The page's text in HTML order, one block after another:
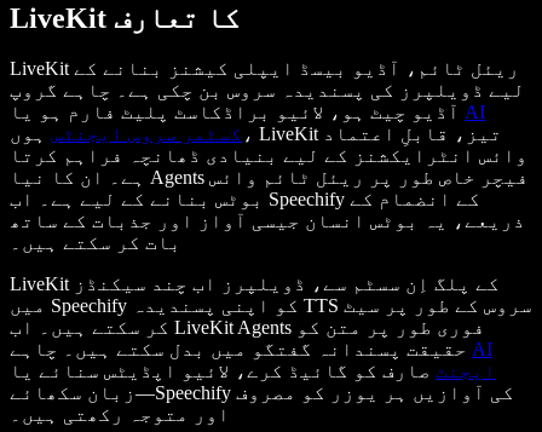
LiveKit کا تعارف
LiveKit ریئل ٹائم، آڈیو بیسڈ ایپلی کیشنز بنانے کے
لیے ڈویلپرز کی پسندیدہ سروس بن چکی ہے۔ چاہے گروپ
AI
کسٹمر سروس ایجنٹس ہوں، LiveKit تیز، قابلِ اعتماد
وائس انٹرایکشنز کے لیے بنیادی ڈھانچہ فراہم کرتا
ہے۔ ان کا نیا Agents فیچر خاص طور پر ریئل ٹائم وائس
بوٹس بنانے کے لیے ہے۔ اب Speechify کے انضمام کے
ذریعے، یہ بوٹس انسان جیسی آواز اور جذبات کے ساتھ
بات کر سکتے ہیں۔
LiveKit کے پلگ اِن سسٹم سے، ڈویلپرز اب چند سیکنڈز
میں Speechify کو اپنی پسندیدہ TTS سروس کے طور پر سیٹ
کر سکتے ہیں۔ اب LiveKit Agents فوری طور پر متن کو
AI
ایجنٹ صارف کو گائیڈ کرے، لائیو اپڈیٹس سنائے یا
زبان سکھائے—Speechify کی آوازیں ہر یوزر کو مصروف
اور متوجہ رکھتی ہیں۔